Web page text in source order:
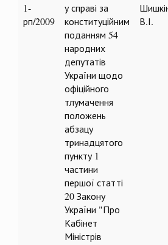
1-
рп/2009
у справі за
конституційним
поданням 54
народних
депутатів
України щодо
офіційного
тлумачення
положень
абзацу
тринадцятого
пункту 1
частини
першої статті
20 Закону
України "Про
Кабінет
Міністрів
В.І.